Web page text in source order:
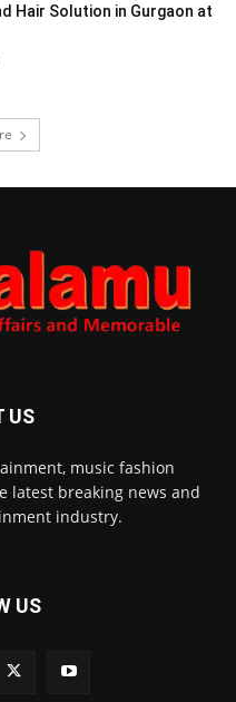
Hair Solution in Gurgaon at
US
music fashion
latest breaking news and
industry.
US